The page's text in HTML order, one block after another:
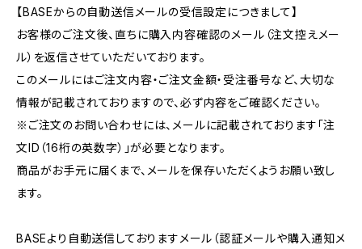
【BASEからの自動送信メールの受信設定につきまして】
お客様のご注文後、直ちに購入内容確認のメール（注文控えメー
ル）を返信させていただいております。
このメールにはご注文内容・ご注文金額・受注番号など、大切な
情報が記載されておりますので、必ず内容をご確認ください。
※ご注文のお問い合わせには、メールに記載されております「注
文ID（16桁の英数字）」が必要となります。
商品がお手元に届くまで、メールを保存いただくようお願い致し
ます。
BASEより自動送信しておりますメール（認証メールや購入通知メ